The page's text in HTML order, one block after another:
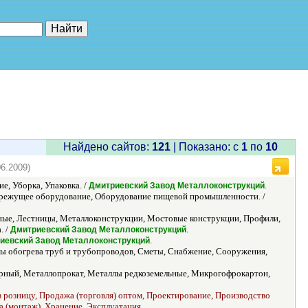
Найдено сайтов: 121 | Показано: c 1 по 10
Уборка, Упаковка. / Дмитриевский Завод Металлоконструкций.
оборудование, Оборудование пищевой промышленности. /
Лестницы, Металлоконструкции, Мостовые конструкции, Профили,
/ Дмитриевский Завод Металлоконструкций.
Завод Металлоконструкций.
обогрева труб и трубопроводов, Сметы, Снабжение, Сооружения,
Металлопрокат, Металлы редкоземельные, Микрогофрокартон,
Продажа (торговля) оптом, Проектирование, Производство